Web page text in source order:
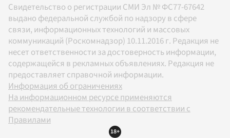
Свидетельство о регистрации СМИ Эл № ФС77-67642
выдано федеральной службой по надзору в сфере
связи, информационных технологий и массовых
коммуникаций (Роскомнадзор) 10.11.2016 г. Редакция не
несет ответственности за достоверность информации,
содержащейся в рекламных объявлениях. Редакция не
предоставляет справочной информации.
Информация об ограничениях
На информационном ресурсе применяются
рекомендательные технологии в соответствии с
Правилами
18+